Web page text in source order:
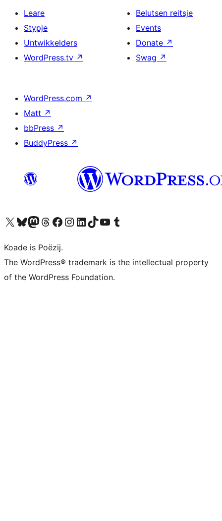
Leare
Stypje
Untwikkelders
WordPress.tv ↗
Belutsen reitsje
Events
Donate ↗
Swag ↗
WordPress.com ↗
Matt ↗
bbPress ↗
BuddyPress ↗
Visit our X (formerly Twitter) account
Visit our Bluesky account
Visit our Mastodon account
Visit our Threads account
Besykje ús Facebook sideBesykje ús Instagram-akkount
Besykje ús LinkedIn akkount
Visit our TikTok account
Visit our YouTube channel
Visit our Tumblr account
Koade is Poëzij.
The WordPress® trademark is the intellectual property
of the WordPress Foundation.